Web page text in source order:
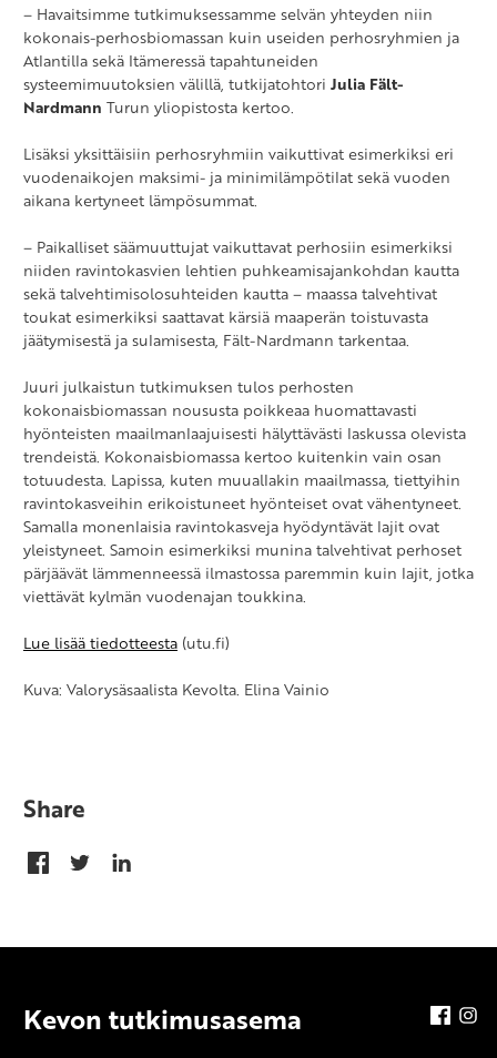
– Havaitsimme tutkimuksessamme selvän yhteyden niin
kokonais-perhosbiomassan kuin useiden perhosryhmien ja
Atlantilla sekä Itämeressä tapahtuneiden
systeemimuutoksien välillä, tutkijatohtori Julia Fält-
Nardmann Turun yliopistosta kertoo.
Lisäksi yksittäisiin perhosryhmiin vaikuttivat esimerkiksi eri
vuodenaikojen maksimi- ja minimilämpötilat sekä vuoden
aikana kertyneet lämpösummat.
– Paikalliset säämuuttujat vaikuttavat perhosiin esimerkiksi
niiden ravintokasvien lehtien puhkeamisajankohdan kautta
sekä talvehtimisolosuhteiden kautta – maassa talvehtivat
toukat esimerkiksi saattavat kärsiä maaperän toistuvasta
jäätymisestä ja sulamisesta, Fält-Nardmann tarkentaa.
Juuri julkaistun tutkimuksen tulos perhosten
kokonaisbiomassan noususta poikkeaa huomattavasti
hyönteisten maailmanlaajuisesti hälyttävästi laskussa olevista
trendeistä. Kokonaisbiomassa kertoo kuitenkin vain osan
totuudesta. Lapissa, kuten muuallakin maailmassa, tiettyihin
ravintokasveihin erikoistuneet hyönteiset ovat vähentyneet.
Samalla monenlaisia ravintokasveja hyödyntävät lajit ovat
yleistyneet. Samoin esimerkiksi munina talvehtivat perhoset
pärjäävät lämmenneessä ilmastossa paremmin kuin lajit, jotka
viettävät kylmän vuodenajan toukkina.
Lue lisää tiedotteesta (utu.fi)
Kuva: Valorysäsaalista Kevolta. Elina Vainio
Share
Kevon tutkimusasema